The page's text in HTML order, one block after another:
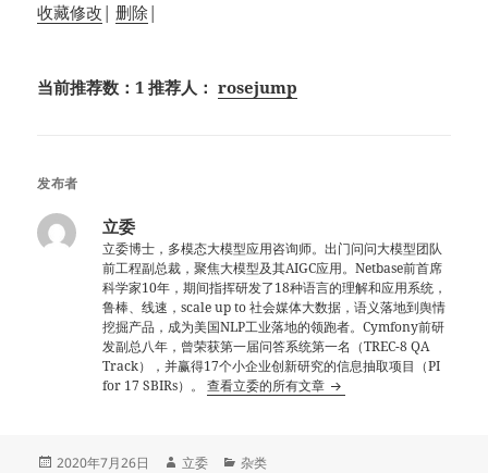
收藏修改 |删除|
当前推荐数：1 推荐人：rosejump
发布者
立委
立委博士，多模态大模型应用咨询师。出门问问大模型团队
前工程副总裁，聚焦大模型及其AIGC应用。Netbase前首席
科学家10年，期间指挥研发了18种语言的理解和应用系统，
鲁棒、线速，scale up to 社会媒体大数据，语义落地到舆情
挖掘产品，成为美国NLP工业落地的领跑者。Cymfony前研
发副总八年，曾荣获第一届问答系统第一名（TREC-8 QA
Track），并赢得17个小企业创新研究的信息抽取项目（PI
for 17 SBIRs）。查看立委的所有文章
发
2020年7月26日
作
立委
分
杂类